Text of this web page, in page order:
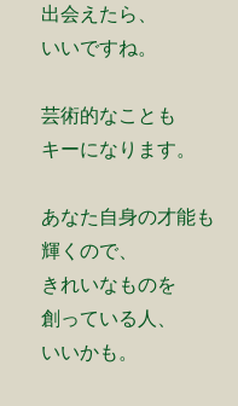
出会えたら、
いいですね。
芸術的なことも
キーになります。
あなた自身の才能も
輝くので、
きれいなものを
創っている人、
いいかも。